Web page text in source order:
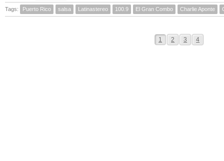
Tags: Puerto Rico salsa Latinastereo 100.9 El Gran Combo Charlie Aponte
1 2 3 4